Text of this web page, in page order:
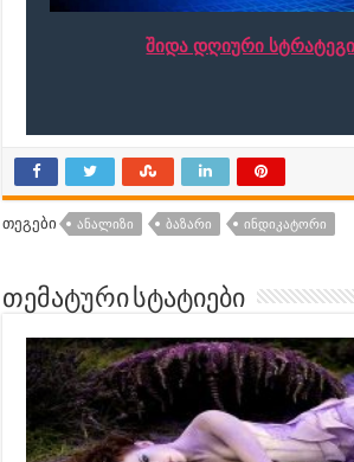
შიდა დღიური
თეგები ᲐᲜᲐᲚᲘᲖᲘ ᲑᲐᲖᲐᲠᲘ ᲘᲜᲓᲘᲙᲐᲢᲝᲠᲘ
თემატური სტატიები